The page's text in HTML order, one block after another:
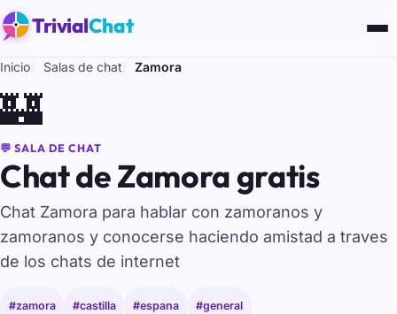
TrivialChat
Inicio Salas de chat Zamora
🏰
💬 SALA DE CHAT
Chat de Zamora gratis
Chat Zamora para hablar con zamoranos y
zamoranos y conocerse haciendo amistad a traves
de los chats de internet
#zamora #castilla #espana #general